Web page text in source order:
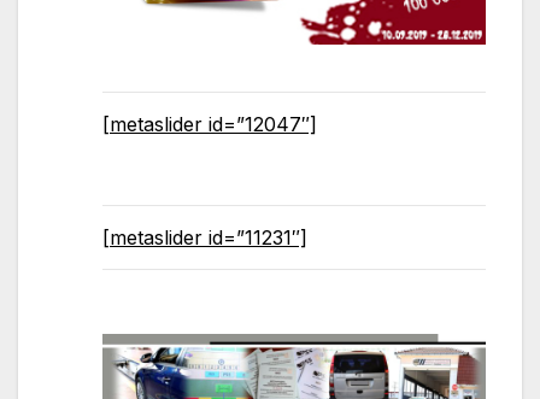
[metaslider id=”12047″]
[metaslider id=”11231″]